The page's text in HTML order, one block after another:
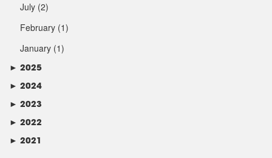
July (2)
February (1)
January (1)
► 2025
► 2024
► 2023
► 2022
► 2021